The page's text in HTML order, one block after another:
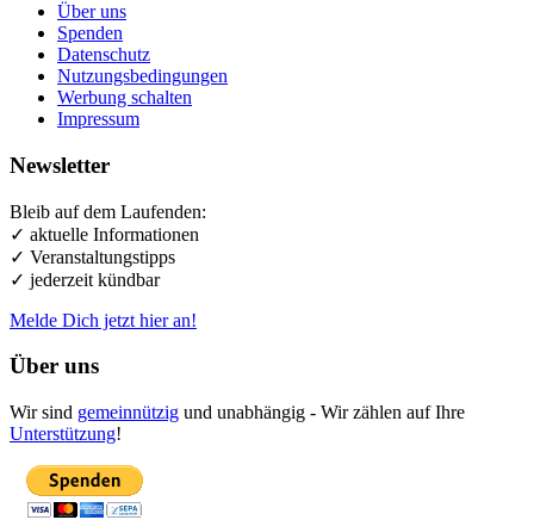
Über uns
Spenden
Datenschutz
Nutzungsbedingungen
Werbung schalten
Impressum
Newsletter
Bleib auf dem Laufenden:
✓ aktuelle Informationen
✓ Veranstaltungstipps
✓ jederzeit kündbar
Melde Dich jetzt hier an!
Über uns
Wir sind gemeinnützig und unabhängig - Wir zählen auf Ihre
Unterstützung!